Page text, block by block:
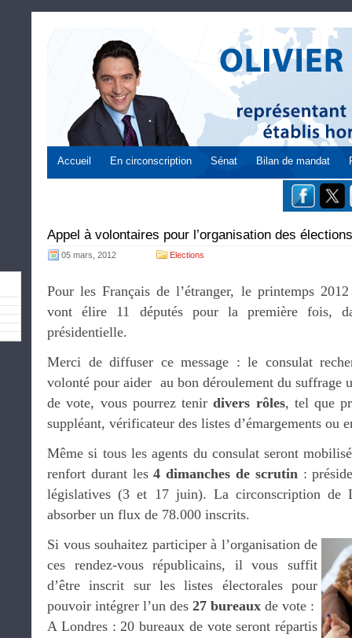
Accueil En circonscription Sénat Bilan de mandat
Appel à volontaires pour l’organisation des
05 mars, 2012 Elections
Pour les Français de l’étranger, le printemps
vont élire 11 députés pour la première fois,
présidentielle.
Merci de diffuser ce message : le consulat
volonté pour aider au bon déroulement du suffrage
de vote, vous pourrez tenirdivers rôles, tel que
suppléant, vérificateur des listes d’émargements ou
Même si tous les agents du consulat seront
renfort durant les4 dimanches de scrutin :
législatives (3 et 17 juin). La circonscription de
absorber un flux de 78.000 inscrits.
Si vous souhaitez participer à l’organisation de
ces rendez-vous républicains, il vous suffit
d’être inscrit sur les listes électorales pour
pouvoir intégrer l’un des 27 bureaux de vote :
A Londres : 20 bureaux de vote seront répartis